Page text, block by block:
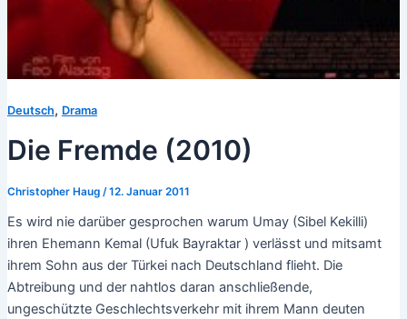
Deutsch, Drama
Die Fremde (2010)
Christopher Haug /12. Januar 2011
Es wird nie darüber gesprochen warum Umay (Sibel Kekilli)
ihren Ehemann Kemal (Ufuk Bayraktar ) verlässt und mitsamt
ihrem Sohn aus der Türkei nach Deutschland flieht. Die
Abtreibung und der nahtlos daran anschließende,
ungeschützte Geschlechtsverkehr mit ihrem Mann deuten